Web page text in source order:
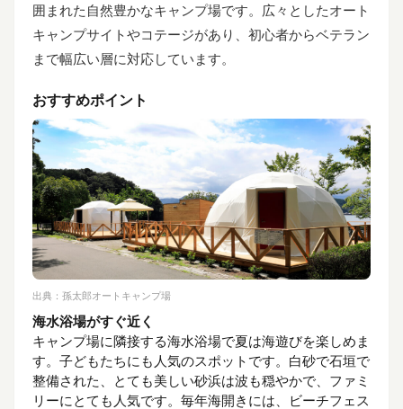
囲まれた自然豊かなキャンプ場です。広々としたオート
キャンプサイトやコテージがあり、初心者からベテラン
まで幅広い層に対応しています。
おすすめポイント
出典： 孫太郎オートキャンプ場
海水浴場がすぐ近く
キャンプ場に隣接する海水浴場で夏は海遊びを楽しめま
す。子どもたちにも人気のスポットです。白砂で石垣で
整備された、とても美しい砂浜は波も穏やかで、ファミ
リーにとても人気です。毎年海開きには、ビーチフェス